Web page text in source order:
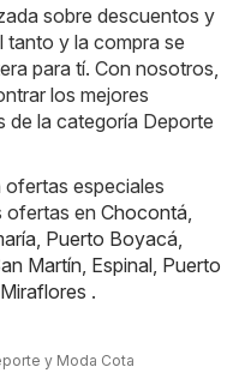
sobre descuentos y
tanto y la compra se
para tí. Con nosotros,
los mejores
de la categoría Deporte
especiales
ofertas en Chocontá,
, Puerto Boyacá,
Martín, Espinal, Puerto
Miraflores .
y Moda Cota